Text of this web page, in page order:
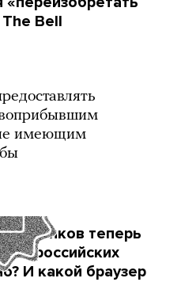
Bell
имеющим
банков теперь
в российских
И какой браузер